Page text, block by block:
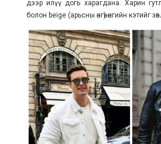
дээр илүү догь харагдана. Харин
болон beige (арьсны өнгө) өнгийн кэтийг